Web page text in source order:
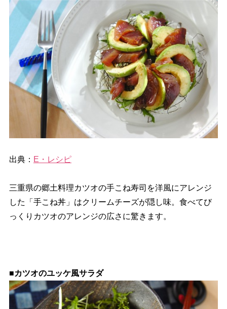
出典： E・レシピ
三重県の郷土料理カツオの手こね寿司を洋風にアレンジ
した「手こね丼」はクリームチーズが隠し味。食べてび
っくりカツオのアレンジの広さに驚きます。
■カツオのユッケ風サラダ